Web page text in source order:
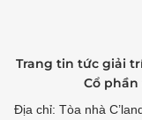
Trang tin tức giải
Cổ
Địa chỉ: Tòa nhà